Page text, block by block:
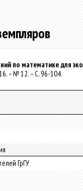
по математике для
– № 12. – С. 96-104.
ГрГУ